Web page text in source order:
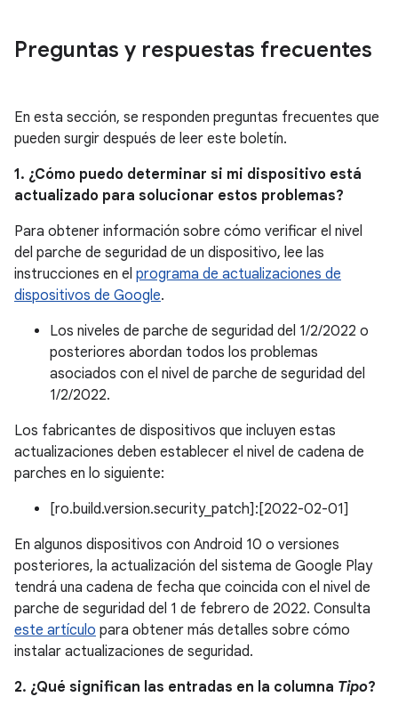
Preguntas y respuestas frecuentes
En esta sección, se responden preguntas frecuentes que
pueden surgir después de leer este boletín.
1. ¿Cómo puedo determinar si mi dispositivo está
actualizado para solucionar estos problemas?
Para obtener información sobre cómo verificar el nivel
del parche de seguridad de un dispositivo, lee las
instrucciones en el programa de actualizaciones de
dispositivos de Google.
Los niveles de parche de seguridad del 1/2/2022 o
posteriores abordan todos los problemas
asociados con el nivel de parche de seguridad del
1/2/2022.
Los fabricantes de dispositivos que incluyen estas
actualizaciones deben establecer el nivel de cadena de
parches en lo siguiente:
[ro.build.version.security_patch]:[2022-02-01]
En algunos dispositivos con Android 10 o versiones
posteriores, la actualización del sistema de Google Play
tendrá una cadena de fecha que coincida con el nivel de
parche de seguridad del 1 de febrero de 2022. Consulta
este artículo para obtener más detalles sobre cómo
instalar actualizaciones de seguridad.
2. ¿Qué significan las entradas en la columna Tipo?